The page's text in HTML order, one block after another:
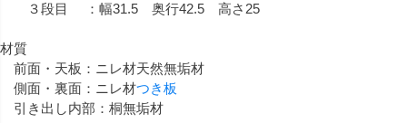
３段目 ：幅31.5 奥行42.5 高さ25
材質
前面・天板：ニレ材天然無垢材
側面・裏面：ニレ材つき板
引き出し内部：桐無垢材